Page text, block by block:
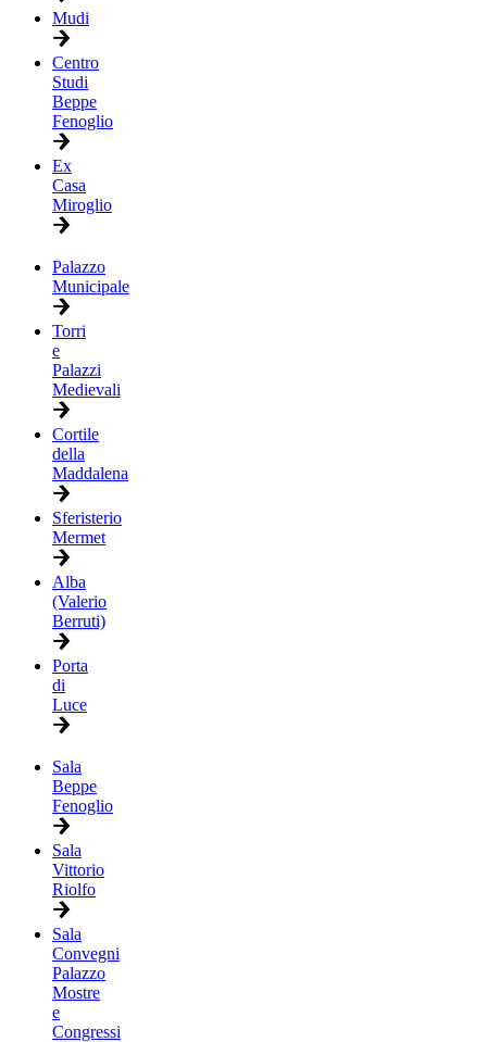
Mudi
Centro
Studi
Beppe
Fenoglio
Ex
Casa
Miroglio
Palazzo
Municipale
Torri
e
Palazzi
Medievali
Cortile
della
Maddalena
Sferisterio
Mermet
Alba
(Valerio
Berruti)
Porta
di
Luce
Sala
Beppe
Fenoglio
Sala
Vittorio
Riolfo
Sala
Convegni
Palazzo
Mostre
e
Congressi